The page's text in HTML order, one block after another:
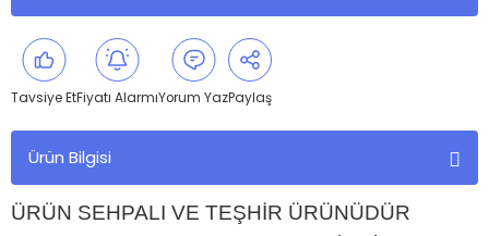
Tavsiye EtFiyatı AlarmıYorum YazPaylaş
Ürün Bilgisi
ÜRÜN SEHPALI VE TEŞHİR ÜRÜNÜDÜR